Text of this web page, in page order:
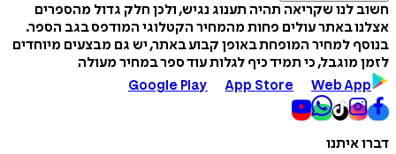
חשוב לנו שקריאה תהיה תענוג נגיש, ולכן חלק גדול מהספרים
אצלנו באתר עולים פחות מהמחיר הקטלוגי המודפס בגב הספר.
בנוסף למחיר המופחת באופן קבוע באתר, יש גם מבצעים מיוחדים
לזמן מוגבל, כי תמיד כיף לגלות עוד ספר במחיר מעולה
Google Play
App Store Web App
דברו איתנו